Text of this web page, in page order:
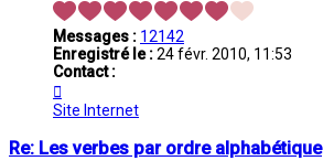
Messages : 12142
Enregistré le :24 févr. 2010, 11:53
Contact :
Melina
Site Internet
Re: Les verbes par ordre alphabétique